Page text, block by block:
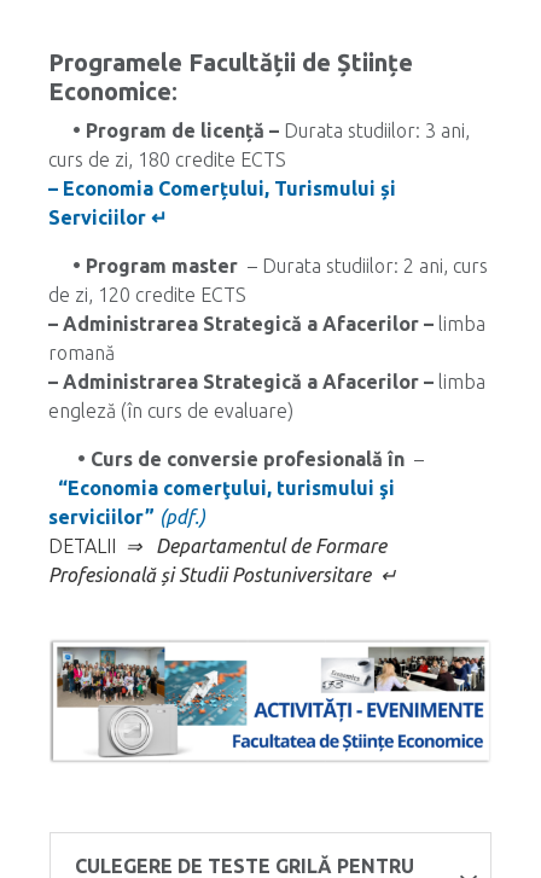
Programele Facultății de Științe
Economice:
• Program de licență – Durata studiilor: 3 ani,
curs de zi, 180 credite ECTS
– Economia Comerțului, Turismului și
Serviciilor ↵
• Program master – Durata studiilor: 2 ani, curs
de zi, 120 credite ECTS
– Administrarea Strategică a Afacerilor – limba
romană
– Administrarea Strategică a Afacerilor – limba
engleză (în curs de evaluare)
• Curs de conversie profesională în –
“Economia comerţului, turismului şi
serviciilor” (pdf.)
DETALII ⇒ Departamentul de Formare
Profesională și Studii Postuniversitare ↵
CULEGERE DE TESTE GRILĂ PENTRU